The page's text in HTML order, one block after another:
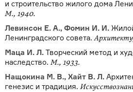
и строительство жилого дома
М., 1940.
Левинсон Е. А., Фомин И. И.
Ленинградского совета.
Маца И. Л. Творческий метод и
наследство. М., 1933.
Нащокина М. В., Хайт В. Л.
генезис и традиция.